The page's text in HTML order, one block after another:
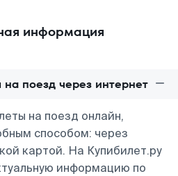
информация
поезд через интернет
на поезд онлайн,
способом: через
картой. На Купибилет.ру
информацию по